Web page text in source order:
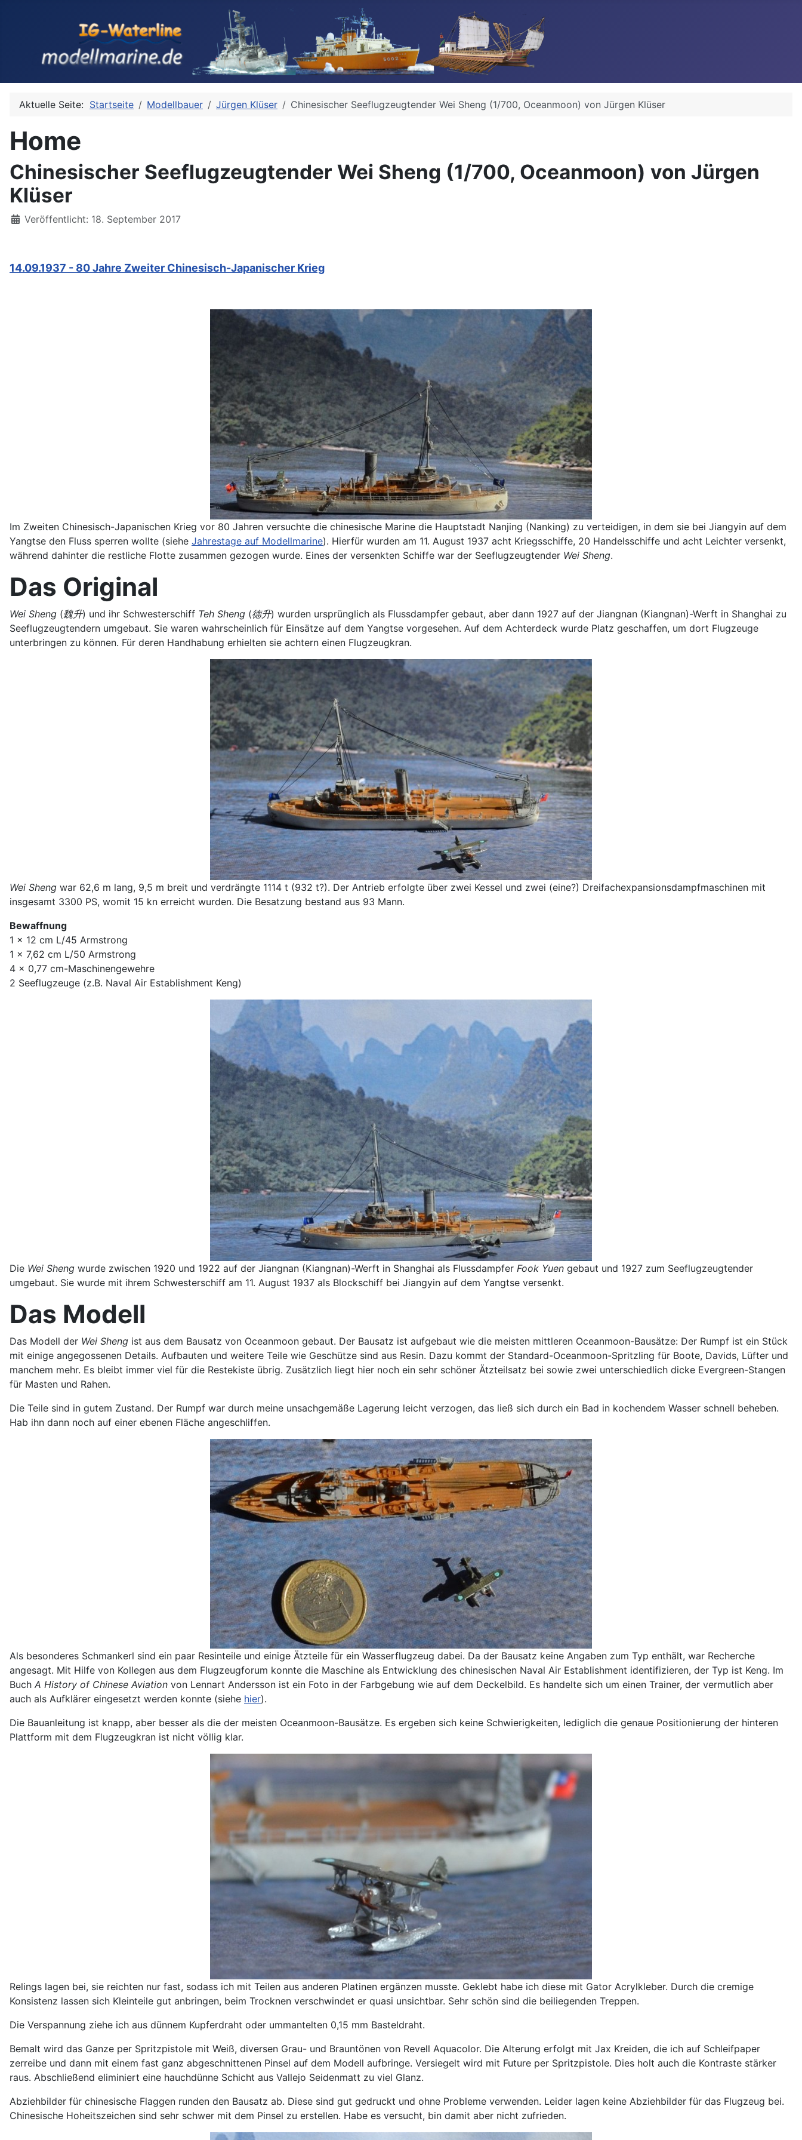
Aktuelle Seite: Startseite Modellbauer Jürgen Klüser Chinesischer Seeflugzeugtender Wei Sheng (1/700, Oceanmoon) von Jürgen Klüser
Home
Chinesischer Seeflugzeugtender Wei Sheng (1/700, Oceanmoon) von Jürgen
Klüser
Details
Veröffentlicht: 18. September 2017
14.09.1937 - 80 Jahre Zweiter Chinesisch-Japanischer Krieg
Im Zweiten Chinesisch-Japanischen Krieg vor 80 Jahren versuchte die chinesische Marine die Hauptstadt Nanjing (Nanking) zu verteidigen, in dem sie bei Jiangyin auf dem
Yangtse den Fluss sperren wollte (siehe Jahrestage auf Modellmarine). Hierfür wurden am 11. August 1937 acht Kriegsschiffe, 20 Handelsschiffe und acht Leichter versenkt,
während dahinter die restliche Flotte zusammen gezogen wurde. Eines der versenkten Schiffe war der Seeflugzeugtender Wei Sheng.
Das Original
Wei Sheng (魏升) und ihr Schwesterschiff Teh Sheng (德升) wurden ursprünglich als Flussdampfer gebaut, aber dann 1927 auf der Jiangnan (Kiangnan)-Werft in Shanghai zu
Seeflugzeugtendern umgebaut. Sie waren wahrscheinlich für Einsätze auf dem Yangtse vorgesehen. Auf dem Achterdeck wurde Platz geschaffen, um dort Flugzeuge
unterbringen zu können. Für deren Handhabung erhielten sie achtern einen Flugzeugkran.
Wei Sheng war 62,6 m lang, 9,5 m breit und verdrängte 1114 t (932 t?). Der Antrieb erfolgte über zwei Kessel und zwei (eine?) Dreifachexpansionsdampfmaschinen mit
insgesamt 3300 PS, womit 15 kn erreicht wurden. Die Besatzung bestand aus 93 Mann.
Bewaffnung
1 x 12 cm L/45 Armstrong
1 x 7,62 cm L/50 Armstrong
4 x 0,77 cm-Maschinengewehre
2 Seeflugzeuge (z.B. Naval Air Establishment Keng)
Die Wei Sheng wurde zwischen 1920 und 1922 auf der Jiangnan (Kiangnan)-Werft in Shanghai als Flussdampfer Fook Yuen gebaut und 1927 zum Seeflugzeugtender
umgebaut. Sie wurde mit ihrem Schwesterschiff am 11. August 1937 als Blockschiff bei Jiangyin auf dem Yangtse versenkt.
Das Modell
Das Modell der Wei Sheng ist aus dem Bausatz von Oceanmoon gebaut. Der Bausatz ist aufgebaut wie die meisten mittleren Oceanmoon-Bausätze: Der Rumpf ist ein Stück
mit einige angegossenen Details. Aufbauten und weitere Teile wie Geschütze sind aus Resin. Dazu kommt der Standard-Oceanmoon-Spritzling für Boote, Davids, Lüfter und
manchem mehr. Es bleibt immer viel für die Restekiste übrig. Zusätzlich liegt hier noch ein sehr schöner Ätzteilsatz bei sowie zwei unterschiedlich dicke Evergreen-Stangen
für Masten und Rahen.
Die Teile sind in gutem Zustand. Der Rumpf war durch meine unsachgemäße Lagerung leicht verzogen, das ließ sich durch ein Bad in kochendem Wasser schnell beheben.
Hab ihn dann noch auf einer ebenen Fläche angeschliffen.
Als besonderes Schmankerl sind ein paar Resinteile und einige Ätzteile für ein Wasserflugzeug dabei. Da der Bausatz keine Angaben zum Typ enthält, war Recherche
angesagt. Mit Hilfe von Kollegen aus dem Flugzeugforum konnte die Maschine als Entwicklung des chinesischen Naval Air Establishment identifizieren, der Typ ist Keng. Im
Buch A History of Chinese Aviation von Lennart Andersson ist ein Foto in der Farbgebung wie auf dem Deckelbild. Es handelte sich um einen Trainer, der vermutlich aber
auch als Aufklärer eingesetzt werden konnte (siehe hier).
Die Bauanleitung ist knapp, aber besser als die der meisten Oceanmoon-Bausätze. Es ergeben sich keine Schwierigkeiten, lediglich die genaue Positionierung der hinteren
Plattform mit dem Flugzeugkran ist nicht völlig klar.
Relings lagen bei, sie reichten nur fast, sodass ich mit Teilen aus anderen Platinen ergänzen musste. Geklebt habe ich diese mit Gator Acrylkleber. Durch die cremige
Konsistenz lassen sich Kleinteile gut anbringen, beim Trocknen verschwindet er quasi unsichtbar. Sehr schön sind die beiliegenden Treppen.
Die Verspannung ziehe ich aus dünnem Kupferdraht oder ummantelten 0,15 mm Basteldraht.
Bemalt wird das Ganze per Spritzpistole mit Weiß, diversen Grau- und Brauntönen von Revell Aquacolor. Die Alterung erfolgt mit Jax Kreiden, die ich auf Schleifpaper
zerreibe und dann mit einem fast ganz abgeschnittenen Pinsel auf dem Modell aufbringe. Versiegelt wird mit Future per Spritzpistole. Dies holt auch die Kontraste stärker
raus. Abschließend eliminiert eine hauchdünne Schicht aus Vallejo Seidenmatt zu viel Glanz.
Abziehbilder für chinesische Flaggen runden den Bausatz ab. Diese sind gut gedruckt und ohne Probleme verwenden. Leider lagen keine Abziehbilder für das Flugzeug bei.
Chinesische Hoheitszeichen sind sehr schwer mit dem Pinsel zu erstellen. Habe es versucht, bin damit aber nicht zufrieden.